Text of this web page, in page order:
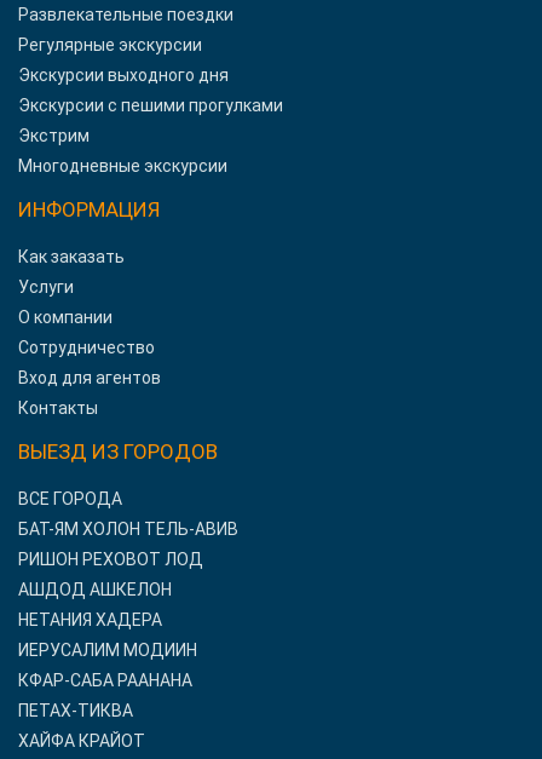
Развлекательные поездки
Регулярные экскурсии
Экскурсии выходного дня
Экскурсии с пешими прогулками
Экстрим
Многодневные экскурсии
ИНФОРМАЦИЯ
Как заказать
Услуги
О компании
Сотрудничество
Вход для агентов
Контакты
ВЫЕЗД ИЗ ГОРОДОВ
ВСЕ ГОРОДА
БАТ-ЯМ ХОЛОН ТЕЛЬ-АВИВ
РИШОН РЕХОВОТ ЛОД
АШДОД АШКЕЛОН
НЕТАНИЯ ХАДЕРА
ИЕРУСАЛИМ МОДИИН
КФАР-САБА РААНАНА
ПЕТАХ-ТИКВА
ХАЙФА КРАЙОТ